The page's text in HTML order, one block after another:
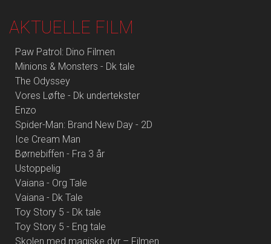
AKTUELLE FILM
Paw Patrol: Dino Filmen
Minions & Monsters - Dk tale
The Odyssey
Vores Løfte - Dk undertekster
Enzo
Spider-Man: Brand New Day - 2D
Ice Cream Man
Børnebiffen - Fra 3 år
Ustoppelig
Vaiana - Org Tale
Vaiana - Dk Tale
Toy Story 5 - Dk tale
Toy Story 5 - Eng tale
Skolen med magiske dyr – Filmen